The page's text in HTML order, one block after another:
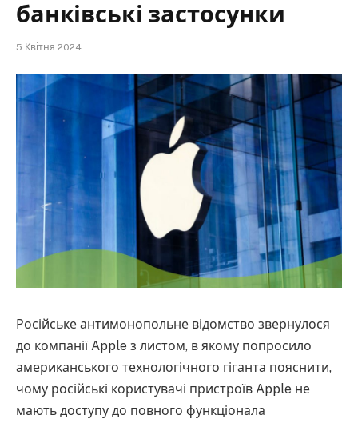
банківські застосунки
5 Квітня 2024
Російське антимонопольне відомство звернулося
до компанії Apple з листом, в якому попросило
американського технологічного гіганта пояснити,
чому російські користувачі пристроїв Apple не
мають доступу до повного функціонала